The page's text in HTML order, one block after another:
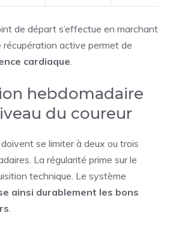
de départ s’effectue en marchant
active permet de
cardiaque.
hebdomadaire
du coureur
se limiter à deux ou trois
La régularité prime sur le
technique. Le système
ainsi durablement les bons
.